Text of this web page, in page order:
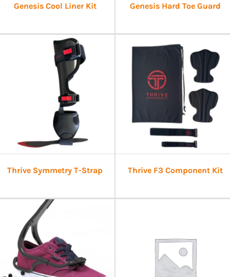
Genesis Cool Liner Kit Genesis Hard Toe Guard
Thrive Symmetry T-Strap Thrive F3 Component Kit